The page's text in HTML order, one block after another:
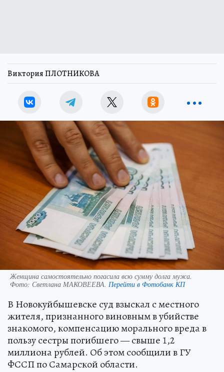
Виктория ПЛОТНИКОВА
Женщина самостоятельно погасила всю сумму долга мужа.
Фото: Светлана МАКОВЕЕВА. Перейти в Фотобанк КП
В Новокуйбышевске суд взыскал с местного
жителя, признанного виновным в убийстве
знакомого, компенсацию морального вреда в
пользу сестры погибшего — свыше 1,2
миллиона рублей. Об этом сообщили в ГУ
ФССП по Самарской области.